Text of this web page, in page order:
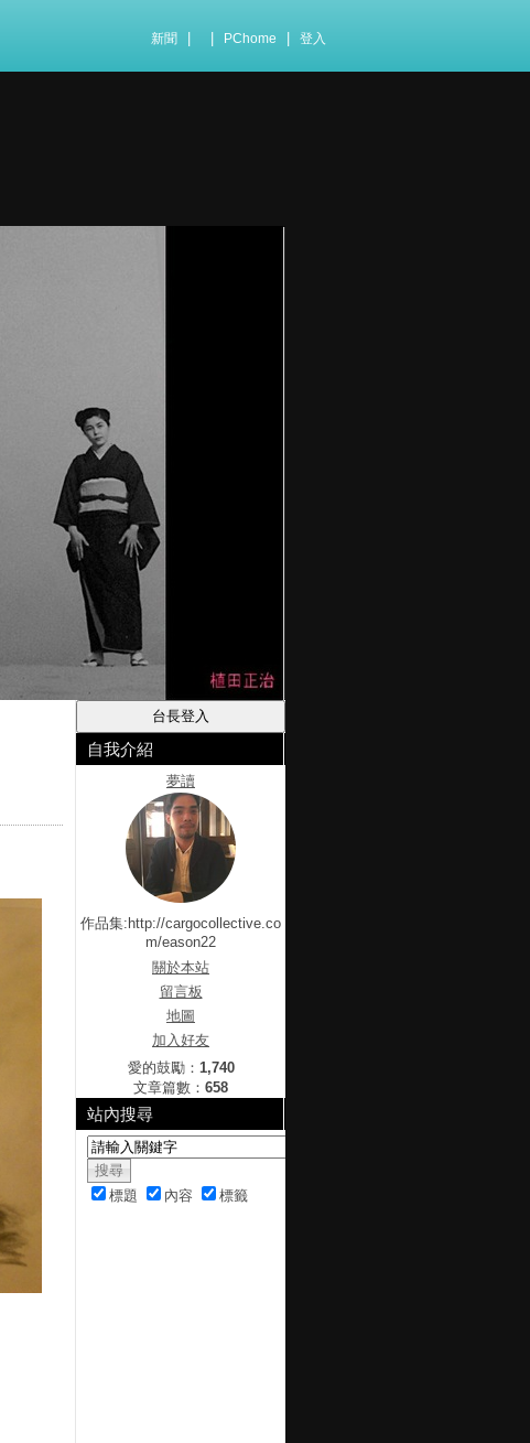
新聞 PChome 登入
自我介紹
夢讀
作品集:http://cargocollective.co
m/eason22
關於本站
留言板
地圖
加入好友
愛的鼓勵： 1,740
文章篇數： 658
站內搜尋
標題 內容 標籤